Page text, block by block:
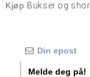
Kjøp Bukser og
Melde deg på!